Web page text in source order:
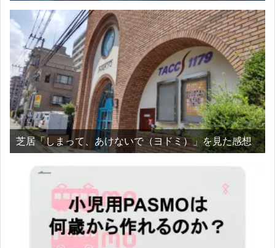
芝居「しまって、あけないで（ヨドミ）」を見た感想